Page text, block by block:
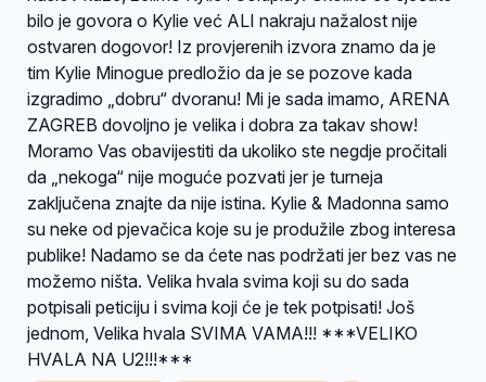
bilo je govora o Kylie već ALI nakraju nažalost nije
ostvaren dogovor! Iz provjerenih izvora znamo da je
tim Kylie Minogue predložio da je se pozove kada
izgradimo „dobru“ dvoranu! Mi je sada imamo, ARENA
ZAGREB dovoljno je velika i dobra za takav show!
Moramo Vas obavijestiti da ukoliko ste negdje pročitali
da „nekoga“ nije moguće pozvati jer je turneja
zaključena znajte da nije istina. Kylie & Madonna samo
su neke od pjevačica koje su je produžile zbog interesa
publike! Nadamo se da ćete nas podržati jer bez vas ne
možemo ništa. Velika hvala svima koji su do sada
potpisali peticiju i svima koji će je tek potpisati! Još
jednom, Velika hvala SVIMA VAMA!!! ***VELIKO
HVALA NA U2!!!***